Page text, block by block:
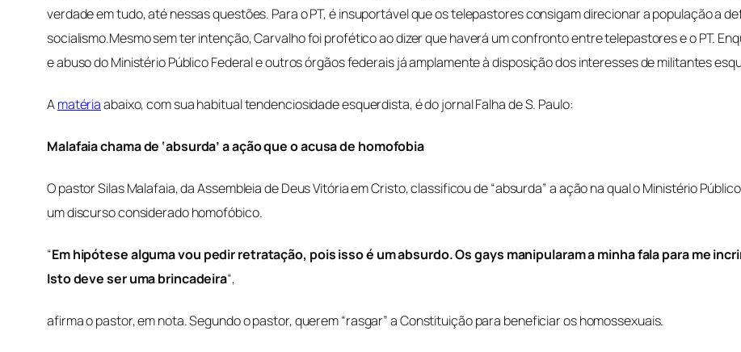
verdade em tudo, até nessas questões. Para o PT, é insuportável que os telepastores consigam direcionar a população a
socialismo.Mesmo sem ter intenção, Carvalho foi profético ao dizer que haverá um confronto entre telepastores e o PT.
e abuso do Ministério Público Federal e outros órgãos federais já amplamente à disposição dos interesses de militantes
Amatériaabaixo, com sua habitual tendenciosidade esquerdista, é do jornalFalha de S. Paulo:
Malafaia chama de ‘absurda’ a ação que o acusa de homofobia
O pastor Silas Malafaia, da Assembleia de Deus Vitória em Cristo, classificou de “absurda” a ação na qual o Ministério
um discurso considerado homofóbico.
“Em hipótese alguma vou pedir retratação, pois isso é um absurdo. Os gays manipularam a minha fala para me
Isto deve ser uma brincadeira“,
afirma o pastor, em nota.Segundo o pastor, querem “rasgar” a Constituição para beneficiar os homossexuais.